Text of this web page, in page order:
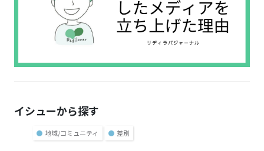
イシューから探す
● 地域/コミュニティ ● 差別